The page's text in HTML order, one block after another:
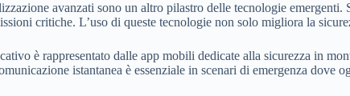
avanzati sono un altro pilastro delle tecnologie
critiche. L’uso di queste tecnologie non solo migliora la
è rappresentato dalle app mobili dedicate alla sicurezza in
istantanea è essenziale in scenari di emergenza dove